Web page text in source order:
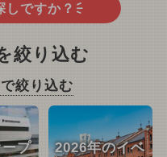
しですか？
絞り込む
絞り込む
プ
2026年のイベ